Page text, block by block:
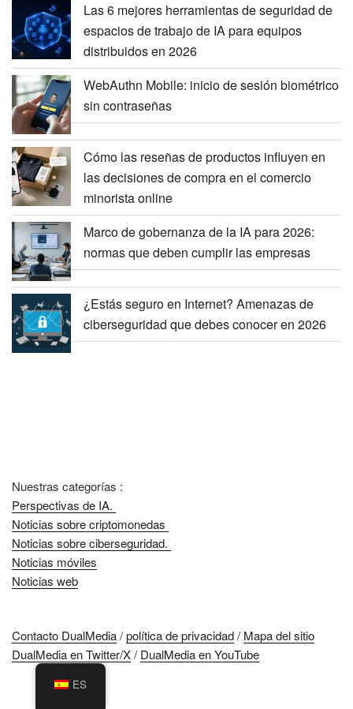
Las 6 mejores herramientas de seguridad de
espacios de trabajo de IA para equipos
distribuidos en 2026
WebAuthn Mobile: inicio de sesión biométrico
sin contraseñas
Cómo las reseñas de productos influyen en
las decisiones de compra en el comercio
minorista online
Marco de gobernanza de la IA para 2026:
normas que deben cumplir las empresas
¿Estás seguro en Internet? Amenazas de
ciberseguridad que debes conocer en 2026
Nuestras categorías :
Perspectivas de IA.
Noticias sobre criptomonedas
Noticias sobre ciberseguridad.
Noticias móviles
Noticias web
Contacto DualMedia/política de privacidad/ Mapa del sitio
DualMedia en Twitter/X/ DualMedia en YouTube
ES